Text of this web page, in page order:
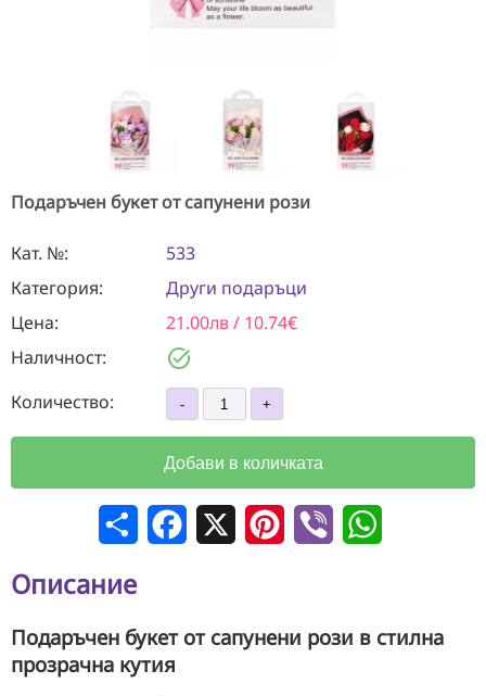
Подаръчен букет от сапунени рози
Кат. №:
533
Категория:
Други подаръци
Цена:
21.00лв / 10.74€
Наличност:
task_alt
Количество:
Добави в количката
СподелиFacebook PinterestViber
Описание
Подаръчен букет от сапунени рози в стилна
прозрачна кутия